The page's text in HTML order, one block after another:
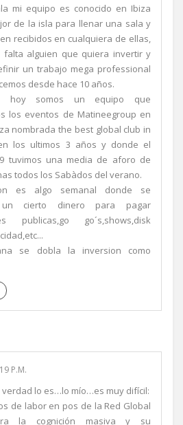
mi equipo es conocido en Ibiza
de la isla para llenar una sala y
recibidos en cualquiera de ellas,
falta alguien que quiera invertir y
un trabajo mega professional
desde hace 10 años.
somos un equipo que
los eventos de Matineegroup en
nombrada the best global club in
los ultimos 3 años y donde el
tuvimos una media de aforo de
todos los Sabàdos del verano.
es algo semanal donde se
un cierto dinero para pagar
publicas,go go´s,shows,disk
se dobla la inversion como
P.M.
verdad lo es…lo mío…es muy difícil:
de labor en pos de la Red Global
la cognición masiva y su